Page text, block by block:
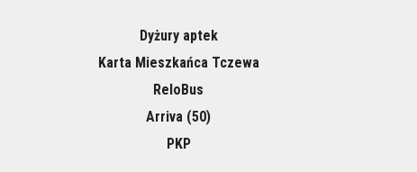
Dyżury aptek
Karta Mieszkańca Tczewa
ReloBus
Arriva (50)
PKP